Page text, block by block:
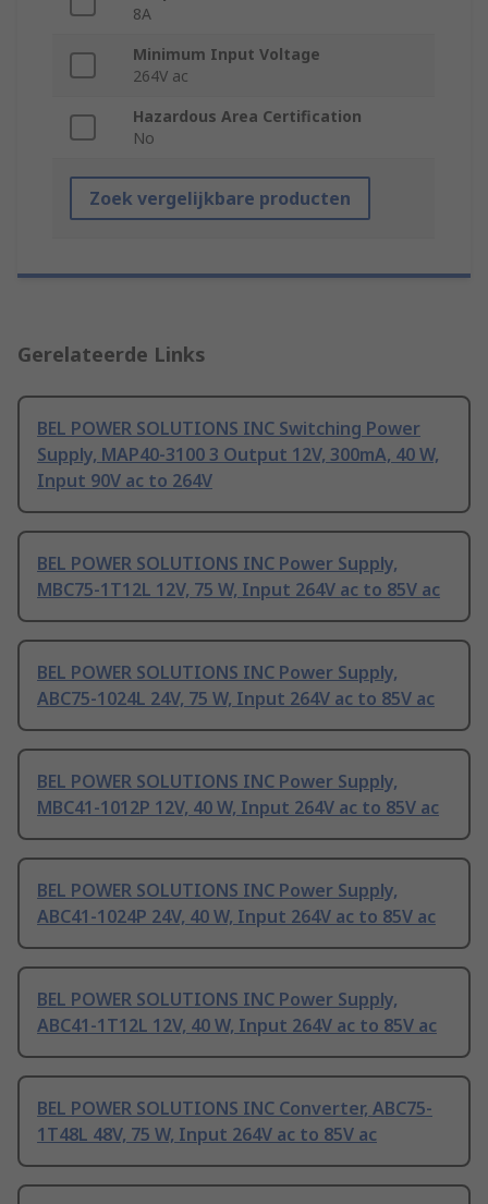
8A
Minimum Input Voltage
264V ac
Hazardous Area Certification
No
Zoek vergelijkbare producten
Gerelateerde Links
BEL POWER SOLUTIONS INC Switching Power
Supply, MAP40-3100 3 Output 12V, 300mA, 40 W,
Input 90V ac to 264V
BEL POWER SOLUTIONS INC Power Supply,
MBC75-1T12L 12V, 75 W, Input 264V ac to 85V ac
BEL POWER SOLUTIONS INC Power Supply,
ABC75-1024L 24V, 75 W, Input 264V ac to 85V ac
BEL POWER SOLUTIONS INC Power Supply,
MBC41-1012P 12V, 40 W, Input 264V ac to 85V ac
BEL POWER SOLUTIONS INC Power Supply,
ABC41-1024P 24V, 40 W, Input 264V ac to 85V ac
BEL POWER SOLUTIONS INC Power Supply,
ABC41-1T12L 12V, 40 W, Input 264V ac to 85V ac
BEL POWER SOLUTIONS INC Converter, ABC75-
1T48L 48V, 75 W, Input 264V ac to 85V ac